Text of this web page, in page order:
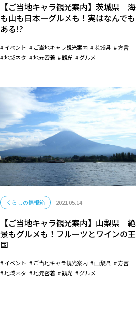
【ご当地キャラ観光案内】茨城県 海
も山も日本一グルメも！実はなんでも
ある!?
イベント ご当地キャラ観光案内 茨城県
方言
地域ネタ
地元密着 観光 グルメ
くらしの情報箱 2021.05.14
【ご当地キャラ観光案内】山梨県 絶
景もグルメも！フルーツとワインの王
国
イベント ご当地キャラ観光案内 山梨県
方言
地域ネタ
地元密着 観光 グルメ